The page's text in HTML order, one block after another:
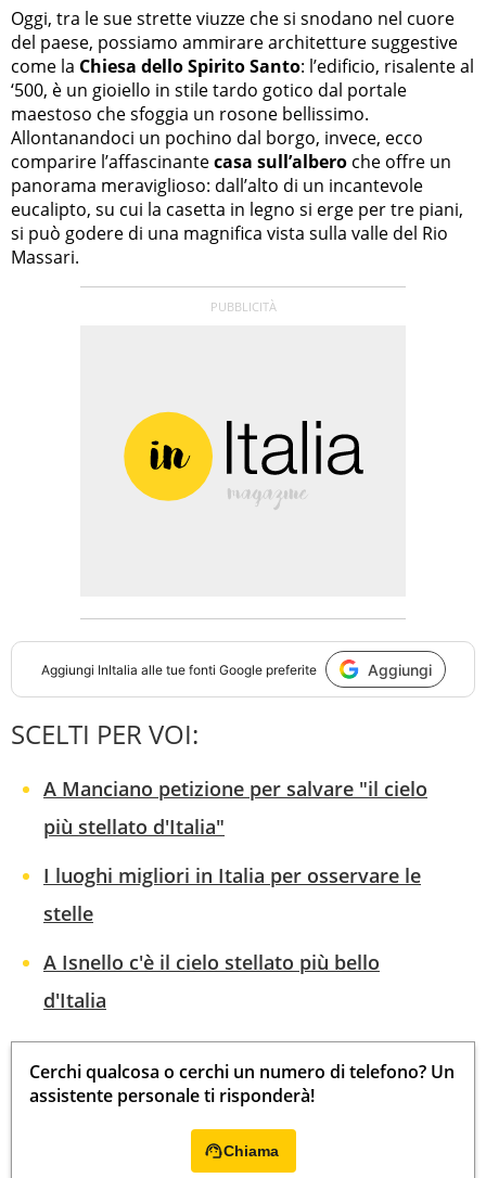
Oggi, tra le sue strette viuzze che si snodano nel cuore
del paese, possiamo ammirare architetture suggestive
come la Chiesa dello Spirito Santo: l’edificio, risalente al
‘500, è un gioiello in stile tardo gotico dal portale
maestoso che sfoggia un rosone bellissimo.
Allontanandoci un pochino dal borgo, invece, ecco
comparire l’affascinantecasa sull’albero che offre un
panorama meraviglioso: dall’alto di un incantevole
eucalipto, su cui la casetta in legno si erge per tre piani,
si può godere di una magnifica vista sulla valle del Rio
Massari.
Aggiungi InItalia alle tue fonti Google preferite Aggiungi
SCELTI PER VOI:
A Manciano petizione per salvare "il cielo
più stellato d'Italia"
I luoghi migliori in Italia per osservare le
stelle
A Isnello c'è il cielo stellato più bello
d'Italia
Cerchi qualcosa o cerchi un numero di telefono? Un
assistente personale ti risponderà!
Chiama